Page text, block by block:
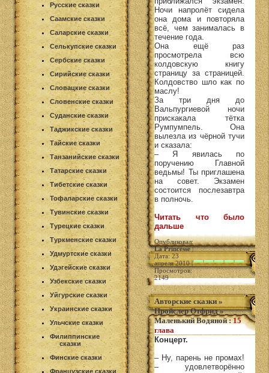
Русские сказки
Саамские сказки
Саларские сказки
Селькупские сказки
Сербские сказки
Сирийские сказки
Словацкие сказки
Словенские сказки
Суданские сказки
Таджикские сказки
Тайские сказки
Танзанийские сказки
Татарские сказки
Тибетские сказки
Тофаларские сказки
Тувинские сказки
Турецкие сказки
Туркменские сказки
Удмуртские сказки
Удэгейские сказки
Узбекские сказки
Уйгурские сказки
Украинские сказки
Ульчские сказки
Филиппинские
сказки
Финские сказки
Французские сказки
Ночи напролёт сидела
она дома и повторяла
всё, чем занималась в
течение года.
Она ещё раз
просмотрела всю
колдовскую книгу
страницу за страницей.
Колдовство шло как по
маслу!
За три дня до
Вальпургиевой ночи
прискакала тётка
Румпумпель. Она
вылезла из чёрной тучи
и сказала:
– Я явилась по
поручению Главной
ведьмы! Ты приглашена
на совет. Экзамен
состоится послезавтра
в полночь.
Читать что было
дальше
Опубликовал:
La Princesse|
Дата: 23
апреля 2010 |
Просмотров:
2149
Авторские сказки »
Пройслер Отфрид»
Маленький Водяной:15
глава
Концерт.
– Ну, парень не промах!
– удовлетворённо